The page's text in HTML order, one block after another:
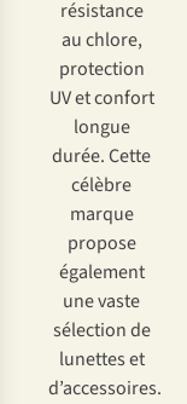
résistance
au chlore,
protection
UV et confort
longue
durée. Cette
célèbre
marque
propose
également
une vaste
sélection de
lunettes et
d’accessoires.